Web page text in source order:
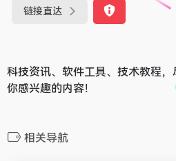
链接直达
科技资讯、软件工具、技术教程
你感兴趣的内容！
相关导航